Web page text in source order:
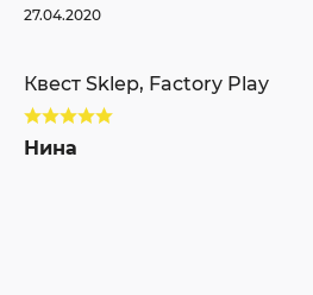
27.04.2020
Квест Sklep, Factory Play
Нина